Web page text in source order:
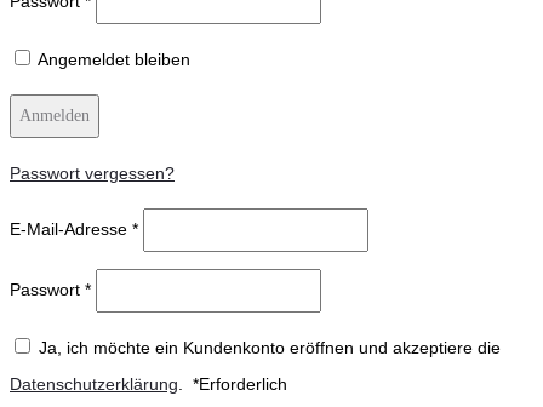
Angemeldet bleiben
Anmelden
Passwort vergessen?
E-Mail-Adresse *
Passwort *
Ja, ich möchte ein Kundenkonto eröffnen und akzeptiere die
Datenschutzerklärung. *Erforderlich